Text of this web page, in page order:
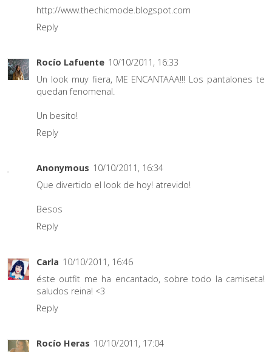
http://www.thechicmode.blogspot.com
Reply
Rocío Lafuente 10/10/2011, 16:33
Un look muy fiera, ME ENCANTAAA!!! Los pantalones te
quedan fenomenal.
Un besito!
Reply
Anonymous 10/10/2011, 16:34
Que divertido el look de hoy! atrevido!
Besos
Reply
Carla 10/10/2011, 16:46
éste outfit me ha encantado, sobre todo la camiseta!
saludos reina! <3
Reply
Rocío Heras 10/10/2011, 17:04